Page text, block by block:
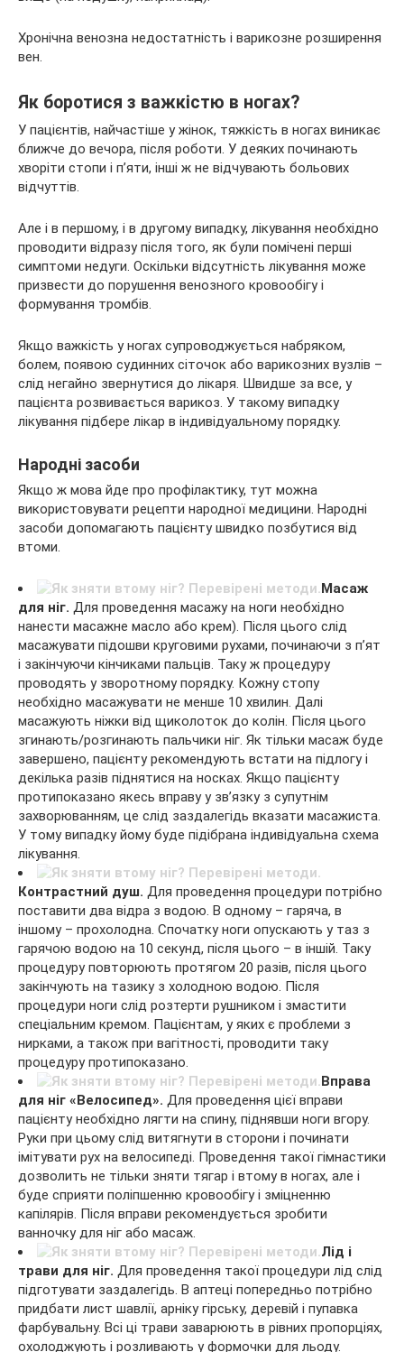
Хронічна венозна недостатність і варикозне розширення
вен.
Як боротися з важкістю в ногах?
У пацієнтів, найчастіше у жінок, тяжкість в ногах виникає
ближче до вечора, після роботи. У деяких починають
хворіти стопи і п’яти, інші ж не відчувають больових
відчуттів.
Але і в першому, і в другому випадку, лікування необхідно
проводити відразу після того, як були помічені перші
симптоми недуги. Оскільки відсутність лікування може
призвести до порушення венозного кровообігу і
формування тромбів.
Якщо важкість у ногах супроводжується набряком,
болем, появою судинних сіточок або варикозних вузлів –
слід негайно звернутися до лікаря. Швидше за все, у
пацієнта розвивається варикоз. У такому випадку
лікування підбере лікар в індивідуальному порядку.
Народні засоби
Якщо ж мова йде про профілактику, тут можна
використовувати рецепти народної медицини. Народні
засоби допомагають пацієнту швидко позбутися від
втоми.
Масаж
для ніг. Для проведення масажу на ноги необхідно
нанести масажне масло або крем). Після цього слід
масажувати підошви круговими рухами, починаючи з п’ят
і закінчуючи кінчиками пальців. Таку ж процедуру
проводять у зворотному порядку. Кожну стопу
необхідно масажувати не менше 10 хвилин. Далі
масажують ніжки від щиколоток до колін. Після цього
згинають/розгинають пальчики ніг. Як тільки масаж буде
завершено, пацієнту рекомендують встати на підлогу і
декілька разів піднятися на носках. Якщо пацієнту
протипоказано якесь вправу у зв’язку з супутнім
захворюванням, це слід заздалегідь вказати масажиста.
У тому випадку йому буде підібрана індивідуальна схема
лікування.
Контрастний душ. Для проведення процедури потрібно
поставити два відра з водою. В одному – гаряча, в
іншому – прохолодна. Спочатку ноги опускають у таз з
гарячою водою на 10 секунд, після цього – в іншій. Таку
процедуру повторюють протягом 20 разів, після цього
закінчують на тазику з холодною водою. Після
процедури ноги слід розтерти рушником і змастити
спеціальним кремом. Пацієнтам, у яких є проблеми з
нирками, а також при вагітності, проводити таку
процедуру протипоказано.
Вправа
для ніг «Велосипед». Для проведення цієї вправи
пацієнту необхідно лягти на спину, піднявши ноги вгору.
Руки при цьому слід витягнути в сторони і починати
імітувати рух на велосипеді. Проведення такої гімнастики
дозволить не тільки зняти тягар і втому в ногах, але і
буде сприяти поліпшенню кровообігу і зміцненню
капілярів. Після вправи рекомендується зробити
ванночку для ніг або масаж.
Лід і
трави для ніг. Для проведення такої процедури лід слід
підготувати заздалегідь. В аптеці попередньо потрібно
придбати лист шавлії, арніку гірську, деревій і пупавка
фарбувальну. Всі ці трави заварюють в рівних пропорціях,
охолоджують і розливають у формочки для льоду.